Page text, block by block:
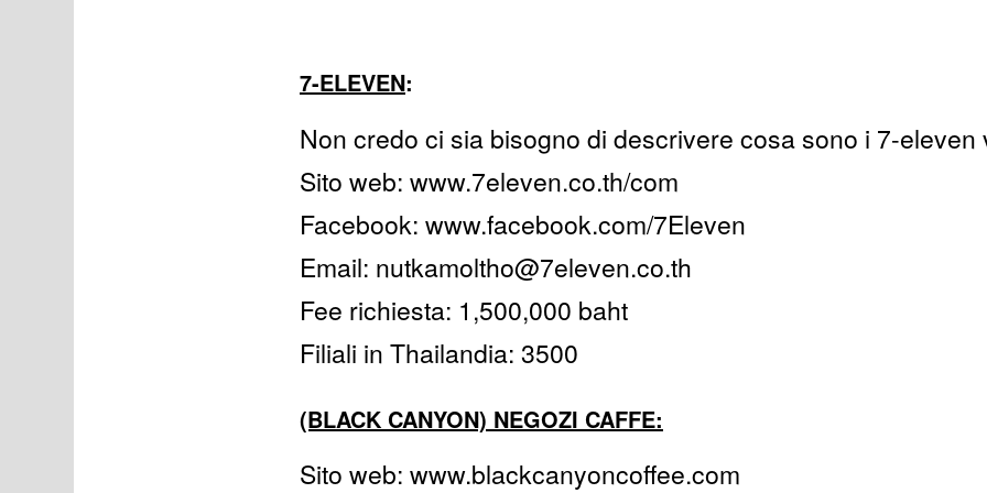
7-ELEVEN:
Non credo ci sia bisogno di descrivere cosa sono i 7-eleven
Sito web: www.7eleven.co.th/com
Facebook: www.facebook.com/7Eleven
Email: nutkamoltho@7eleven.co.th
Fee richiesta: 1,500,000 baht
Filiali in Thailandia: 3500
(BLACK CANYON) NEGOZI CAFFE:
Sito web: www.blackcanyoncoffee.com